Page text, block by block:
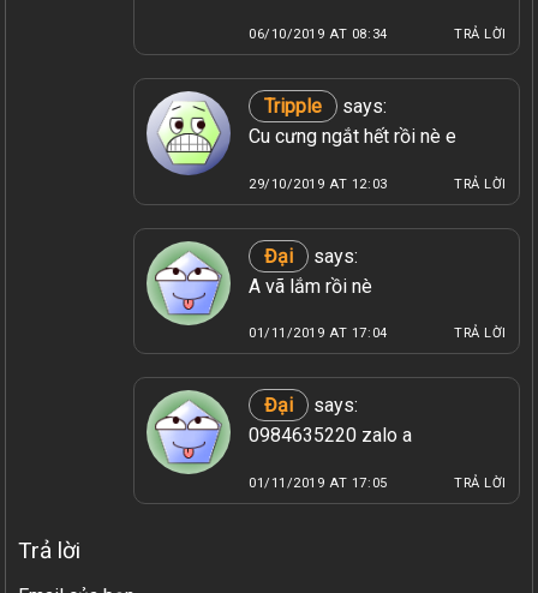
06/10/2019 AT 08:34 TRẢ LỜI
Tripple
says:
Cu cưng ngắt hết rồi nè e
29/10/2019 AT 12:03 TRẢ LỜI
Đại
says:
A vã lắm rồi nè
01/11/2019 AT 17:04 TRẢ LỜI
Đại
says:
0984635220 zalo a
01/11/2019 AT 17:05 TRẢ LỜI
Trả lời